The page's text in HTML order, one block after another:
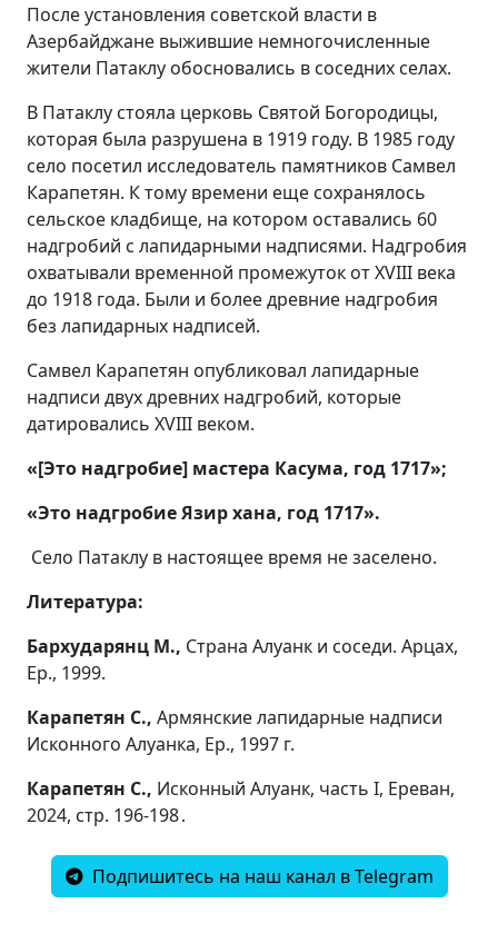
После установления советской власти в
Азербайджане выжившие немногочисленные
жители Патаклу обосновались в соседних селах.
В Патаклу стояла церковь Святой Богородицы,
которая была разрушена в 1919 году. В 1985 году
село посетил исследователь памятников Самвел
Карапетян. К тому времени еще сохранялось
сельское кладбище, на котором оставались 60
надгробий с лапидарными надписями. Надгробия
охватывали временной промежуток от XVIII века
до 1918 года. Были и более древние надгробия
без лапидарных надписей.
Самвел Карапетян опубликовал лапидарные
надписи двух древних надгробий, которые
датировались XVIII веком.
«[Это надгробие] мастера Касума, год 1717»;
«Это надгробие Язир хана, год 1717».
Село Патаклу в настоящее время не заселено.
Литература:
Бархударянц М., Страна Алуанк и соседи. Арцах,
Ер., 1999.
Карапетян С., Армянские лапидарные надписи
Исконного Алуанка, Ер., 1997 г.
Карапетян С., Исконный Алуанк, часть I, Ереван,
2024, стр. 196-198․
Подпишитесь на наш канал в Telegram